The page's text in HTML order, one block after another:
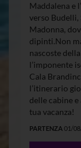
Maddalena e
verso Budelli,
Madonna,
dipinti.Non
nascoste
l’imponente
Cala
l’itinerario
delle cabine
tua vacanza!
PARTENZA 01/